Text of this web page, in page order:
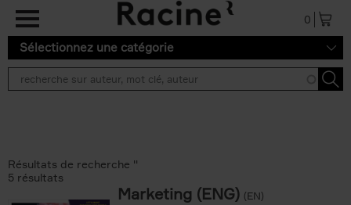
Aller au contenu principal
0
Sélectionnez une catégorie
Résultats de recherche ''
5 résultats
Marketing (ENG) (EN)